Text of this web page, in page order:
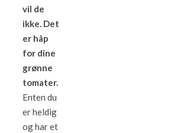
vil de
ikke. Det
er håp
for dine
grønne
tomater.
Enten du
er heldig
og har et